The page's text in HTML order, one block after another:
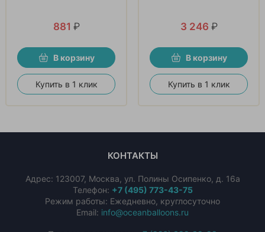
881 ₽
В корзину
Купить в 1 клик
3 246 ₽
В корзину
Купить в 1 клик
КОНТАКТЫ
Адрес: 123007, Москва, ул. Полины Осипенко, д. 16а
Телефон: +7 (495) 773-43-75
Режим работы: Ежедневно, круглосуточно
Email: info@oceanballoons.ru